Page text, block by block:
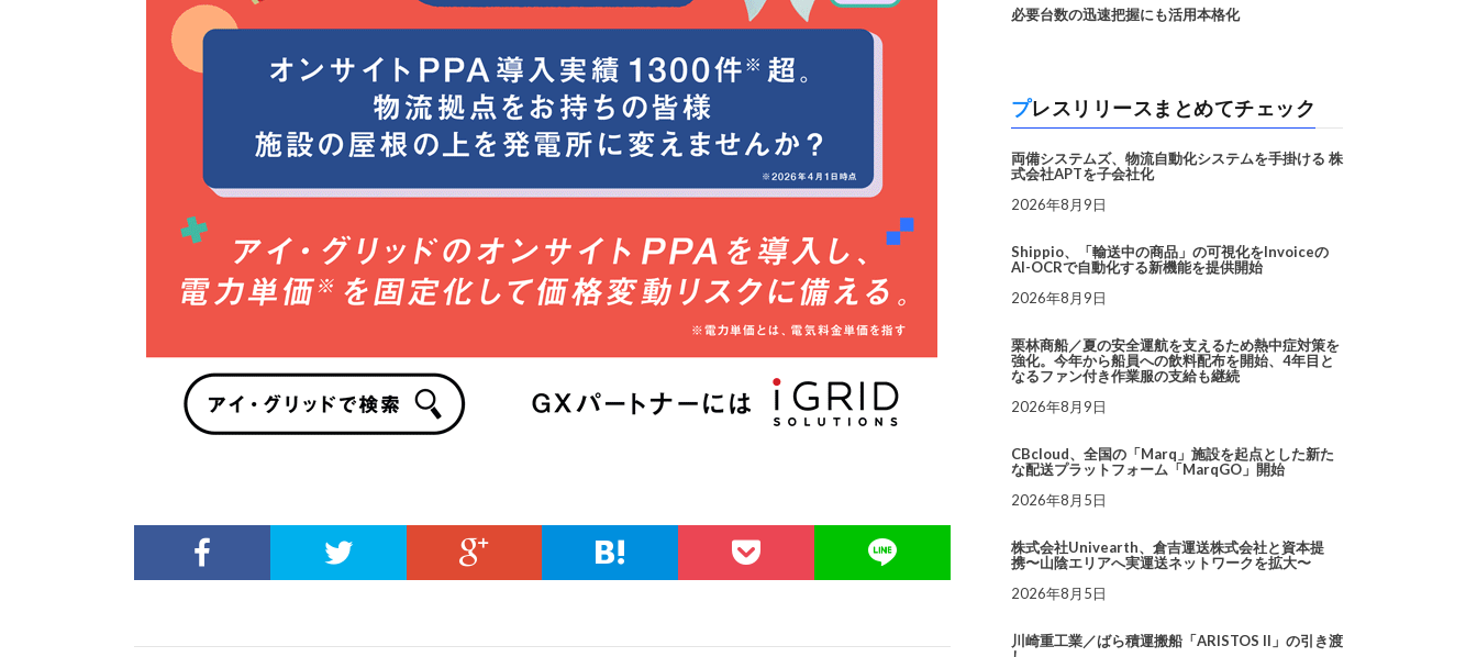
必要台数の迅速把握にも活用本格化
プレスリリースまとめてチェック
両備システムズ、物流自動化システムを手掛ける 株
式会社APTを子会社化
2026年8月9日
Shippio、「輸送中の商品」の可視化をInvoiceの
AI-OCRで自動化する新機能を提供開始
2026年8月9日
栗林商船／夏の安全運航を支えるため熱中症対策を
強化。今年から船員への飲料配布を開始、4年目と
なるファン付き作業服の支給も継続
2026年8月9日
CBcloud、全国の「Marq」施設を起点とした新た
な配送プラットフォーム「MarqGO」開始
2026年8月5日
株式会社Univearth、倉吉運送株式会社と資本提
携〜山陰エリアへ実運送ネットワークを拡大〜
2026年8月5日
川崎重工業／ばら積運搬船「ARISTOS II」の引き渡